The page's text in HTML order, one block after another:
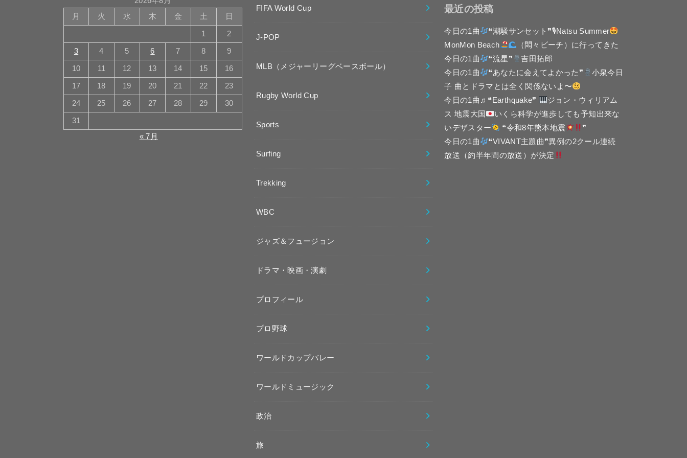
月
火 水 木 金 土 日
1 2
3 4 5 6 7 8 9
10 11 12 13 14 15 16
17 18 19 20 21 22 23
24 25 26 27 28 29 30
31
« 7月
FIFA World Cup
J-POP
MLB（メジャーリーグベースボール）
Rugby World Cup
Sports
Surfing
Trekking
WBC
ジャズ＆フュージョン
ドラマ・映画・演劇
プロフィール
プロ野球
ワールドカップバレー
ワールドミュージック
政治
旅
最近の投稿
今日の1曲
❝潮騒サンセット❞🎙Natsu Summer
MonMon Beach
（悶々ビーチ）に行ってきた
今日の1曲
❝流星❞
吉田拓郎
今日の1曲
❝あなたに会えてよかった❞
小泉今日
子 曲とドラマとは全く関係ないよ〜
今日の1曲♬❝Earthquake❞
ジョン・ウィリアム
ス 地震大国
いくら科学が進歩しても予知出来な
いデザスター
❝令和8年熊本地震
❞
今日の1曲
❝VIVANT主題曲❞異例の2クール連続
放送（約半年間の放送）が決定